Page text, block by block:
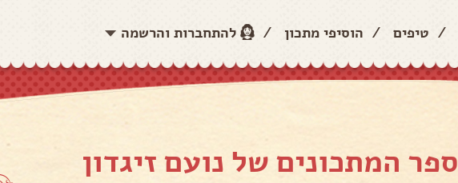
/ טיפים / הוסיפי מתכון / להתחברות והרשמה
ספר המתכונים של נועם זיגדון